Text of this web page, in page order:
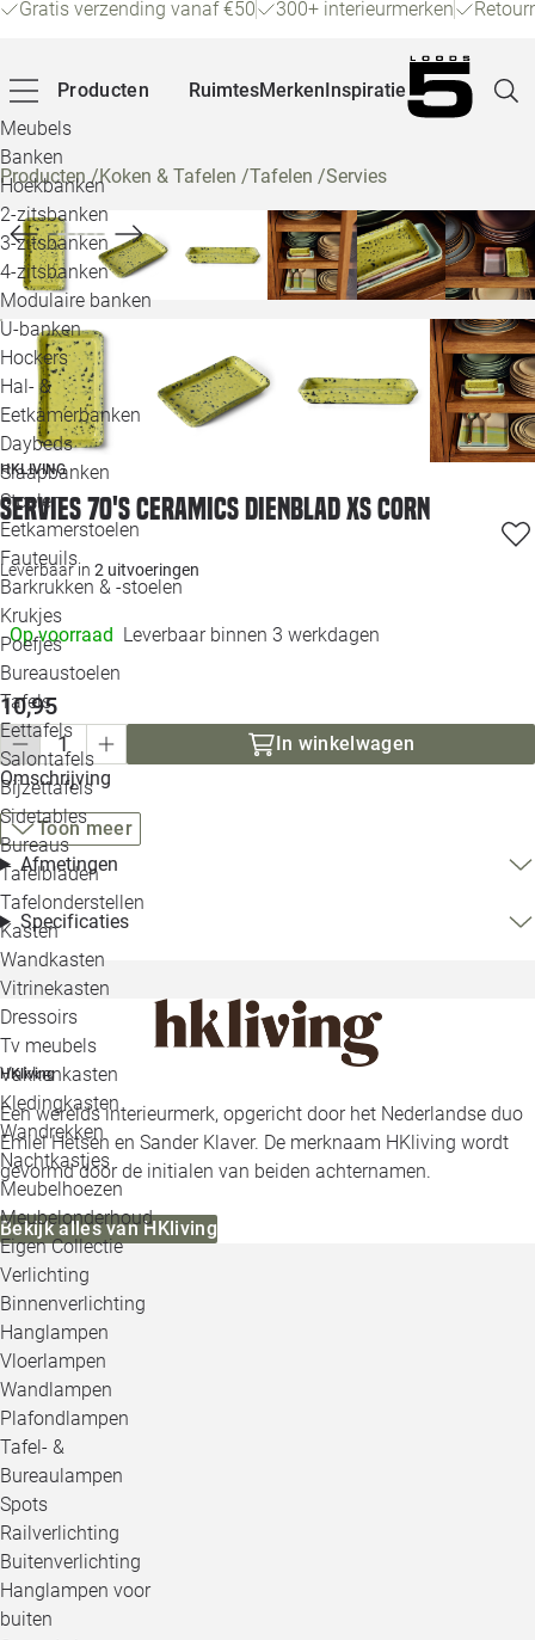
Gratis verzending vanaf €50 300+ interieurmerken
Producten
Meubels
Banken
Hoekbanken
2-zitsbanken
3-zitsbanken
4-zitsbanken
Modulaire banken
U-banken
Hockers
Hal- &
Eetkamerbanken
Daybeds
Slaapbanken
Stoelen
Eetkamerstoelen
Fauteuils
Barkrukken & -stoelen
Krukjes
Poefjes
Bureaustoelen
Tafels
Eettafels
Salontafels
Bijzettafels
Sidetables
Bureaus
Tafelbladen
Tafelonderstellen
Kasten
Wandkasten
Vitrinekasten
Dressoirs
Tv meubels
Vakkenkasten
Kledingkasten
Wandrekken
Nachtkastjes
Meubelhoezen
Meubelonderhoud
Eigen Collectie
Verlichting
Binnenverlichting
Hanglampen
Vloerlampen
Wandlampen
Plafondlampen
Tafel- &
Bureaulampen
Spots
Railverlichting
Buitenverlichting
Hanglampen voor
buiten
RuimtesMerkenInspiratie
Producten/Koken & Tafelen /Tafelen /Servies
HKLIVING
Servies 70's ceramics dienblad XS corn
Leverbaar in 2 uitvoeringen
Op voorraad Leverbaar binnen 3 werkdagen
10,95
In winkelwagen
Omschrijving
Toon meer
Afmetingen
Specificaties
HKliving
Een werelds interieurmerk, opgericht door het Nederlandse duo
Emiel Hetsen en Sander Klaver. De merknaam HKliving wordt
gevormd door de initialen van beiden achternamen.
Bekijk alles van HKliving